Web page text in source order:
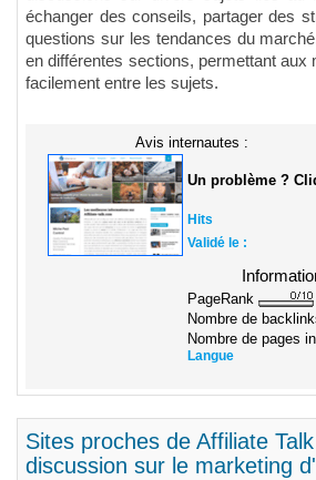
échanger des conseils, partager des
questions sur les tendances du
en différentes sections, permettant aux
facilement entre les sujets.
Avis internautes :
Un problème ?
Hits
Validé le :
PageRank
Nombre de
Nombre de pages
Langue
Sites proches de Affiliate
discussion sur le marketing